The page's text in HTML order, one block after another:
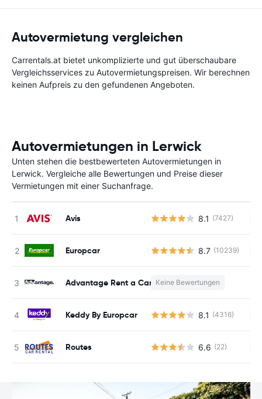
Autovermietung vergleichen
Carrentals.at bietet unkomplizierte und gut überschaubare
Vergleichsservices zu Autovermietungspreisen. Wir berechnen
keinen Aufpreis zu den gefundenen Angeboten.
Autovermietungen in Lerwick
Unten stehen die bestbewerteten Autovermietungen in
Lerwick. Vergleiche alle Bewertungen und Preise dieser
Vermietungen mit einer Suchanfrage.
Avis 8.1 (7427)
Europcar 8.7 (10239)
Advantage Rent a Car Keine Bewertungen
Keddy By Europcar 8.1 (4316)
Routes 6.6 (22)